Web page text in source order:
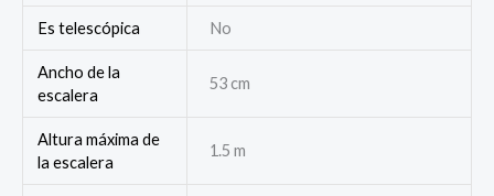
Es telescópica No
Ancho de la
escalera
53 cm
Altura máxima de
la escalera
1.5 m